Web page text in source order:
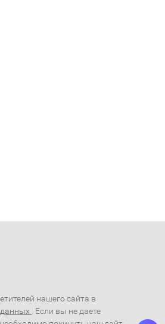
нашего сайта в
. Если вы не даете